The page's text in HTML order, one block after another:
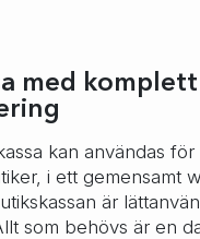
med komplett
kan användas
i ett gemensamt
är
som behövs är en